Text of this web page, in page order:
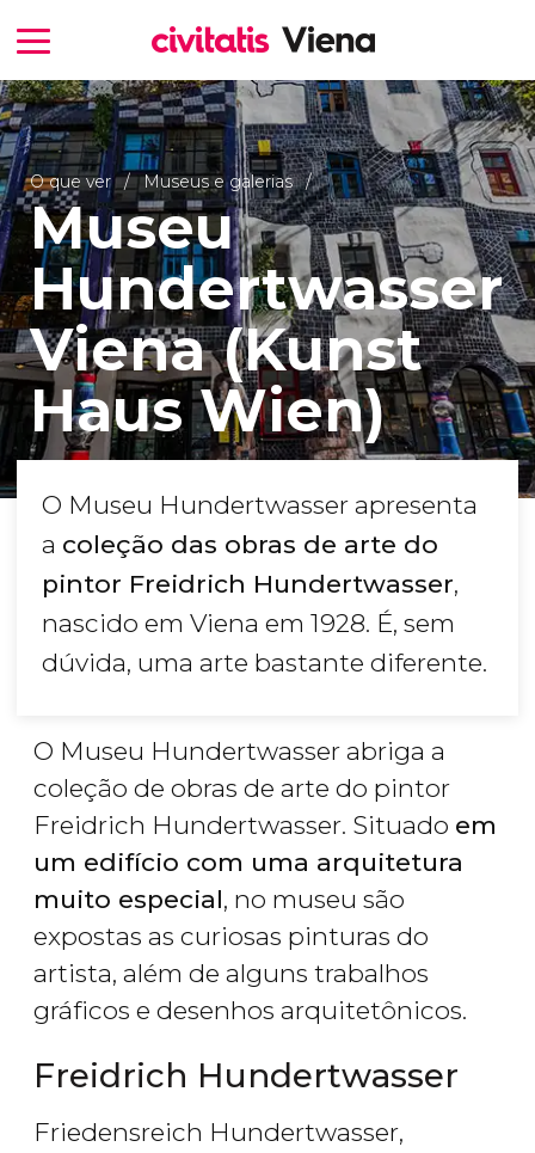
O que ver Museus e galerias
Museu
Hundertwasser
Viena (Kunst
Haus Wien)
O Museu Hundertwasser apresenta
a coleção das obras de arte do
pintor Freidrich Hundertwasser,
nascido em Viena em 1928. É, sem
dúvida, uma arte bastante diferente.
O Museu Hundertwasser abriga a
coleção de obras de arte do pintor
Freidrich Hundertwasser. Situado em
um edifício com uma arquitetura
muito especial, no museu são
expostas as curiosas pinturas do
artista, além de alguns trabalhos
gráficos e desenhos arquitetônicos.
Freidrich Hundertwasser
Friedensreich Hundertwasser,